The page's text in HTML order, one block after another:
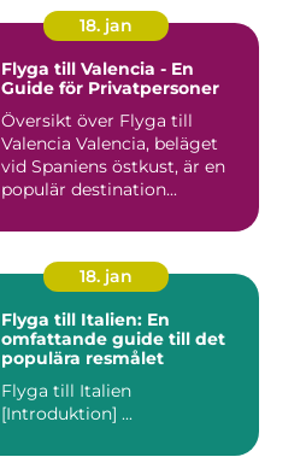
18. jan
Flyga till Valencia - En
Guide för Privatpersoner
Översikt över Flyga till
Valencia Valencia, beläget
vid Spaniens östkust, är en
populär destination...
18. jan
Flyga till Italien: En
omfattande guide till det
populära resmålet
Flyga till Italien
[Introduktion] ...